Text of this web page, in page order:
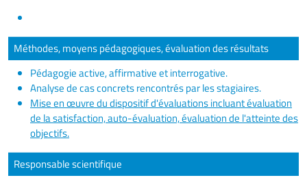
Méthodes, moyens pédagogiques, évaluation des résultats
Pédagogie active, affirmative et interrogative.
Analyse de cas concrets rencontrés par les stagiaires.
Mise en œuvre du dispositif d'évaluations incluant évaluation
de la satisfaction, auto-évaluation, évaluation de l'atteinte des
objectifs.
Responsable scientifique